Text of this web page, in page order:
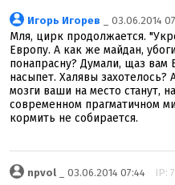
Игорь Игорев _ 03.06.2014
Мля, цирк продолжается.
Европу. А как же майдан,
понапрасну? Думали, щаз
насыпет. Халявы
мозги ваши на место станут,
современном прагматичном
кормить не собирается.
npvol _ 03.06.2014 07:44 IP: